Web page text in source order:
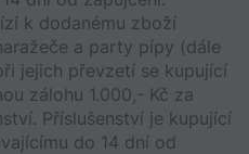
k dodanému zboží
a party pípy (dále
jejich převzetí se kupující
zálohu 1.000,- Kč za
Příslušenství je kupující
do 14 dní od